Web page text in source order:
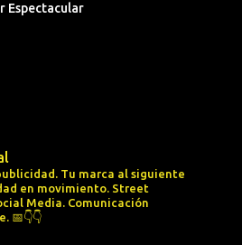
Espectacular
Tu marca al siguiente
en movimiento. Street
Media. Comunicación
📅👇👇